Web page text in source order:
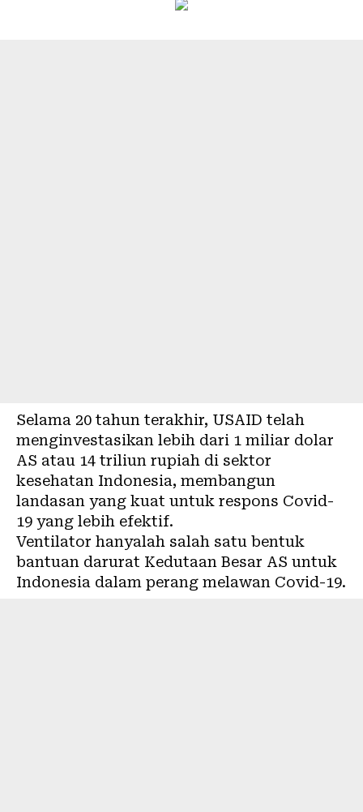
Selama 20 tahun terakhir, USAID telah
menginvestasikan lebih dari 1 miliar dolar
AS atau 14 triliun rupiah di sektor
kesehatan Indonesia, membangun
landasan yang kuat untuk respons Covid-
19 yang lebih efektif.
Ventilator hanyalah salah satu bentuk
bantuan darurat Kedutaan Besar AS untuk
Indonesia dalam perang melawan Covid-19.